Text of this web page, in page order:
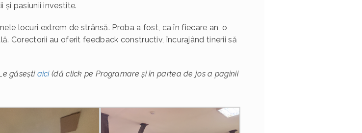
și pasiunii investite.
locuri extrem de strânsă. Proba a fost, ca în fiecare an, o
Corectorii au oferit feedback constructiv, încurajând tinerii să
găsești aici(dă click pe Programare și în partea de jos a paginii